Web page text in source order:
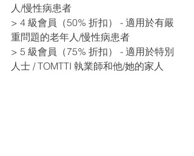
人/慢性病患者
> 4 級會員（50% 折扣） - 適用於有嚴
重問題的老年人/慢性病患者
> 5 級會員（75% 折扣） - 適用於特別
人士​​ / TOMTTI 執業師和他/她的家人